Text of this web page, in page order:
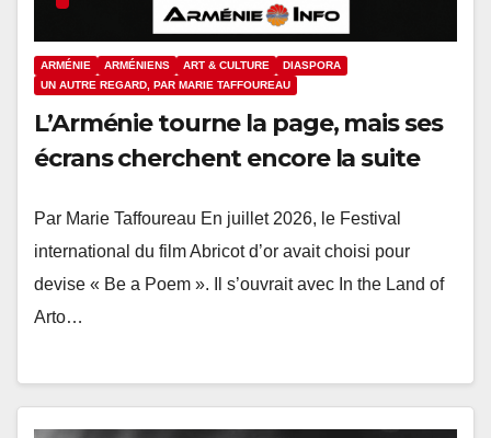
ARMÉNIE ARMÉNIENS ART & CULTURE
DIASPORA
UN AUTRE REGARD, PAR MARIE TAFFOUREAU
L’Arménie tourne la page, mais ses
écrans cherchent encore la suite
Par Marie Taffoureau En juillet 2026, le Festival
international du film Abricot d’or avait choisi pour
devise « Be a Poem ». Il s’ouvrait avec In the Land of
Arto…